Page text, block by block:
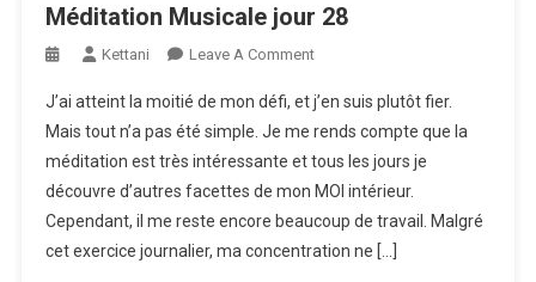
Méditation Musicale jour 28
Kettani Leave A CommentOn
Musicale
Jour
28
J’ai atteint la moitié de mon défi, et j’en suis plutôt fier.
Mais tout n’a pas été simple. Je me rends compte que la
méditation est très intéressante et tous les jours je
découvre d’autres facettes de mon MOI intérieur.
Cependant, il me reste encore beaucoup de travail. Malgré
cet exercice journalier, ma concentration ne […]